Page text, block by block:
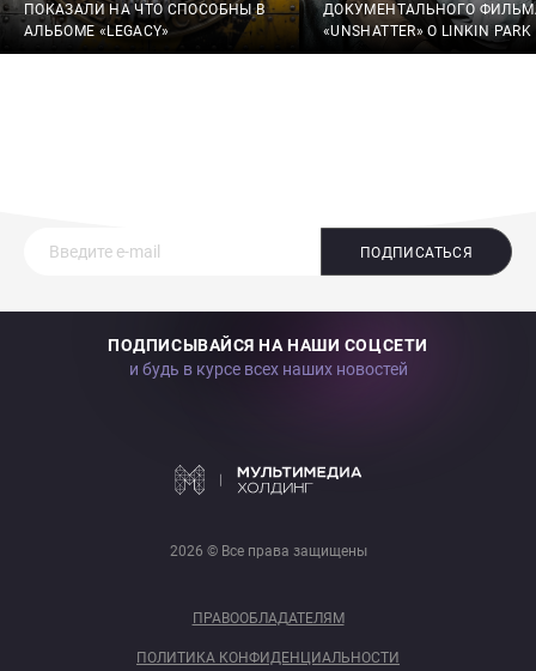
ПОКАЗАЛИ НА ЧТО СПОСОБНЫ В
АЛЬБОМЕ «LEGACY»
ДОКУМЕНТАЛЬНОГО
«UNSHATTER» О LINKIN PARK
ПОДПИСАТЬСЯ
ПОДПИСЫВАЙСЯ НА НАШИ СОЦСЕТИ
и будь в курсе всех наших новостей
2026 © Все права защищены
ПРАВООБЛАДАТЕЛЯМ
ПОЛИТИКА КОНФИДЕНЦИАЛЬНОСТИ